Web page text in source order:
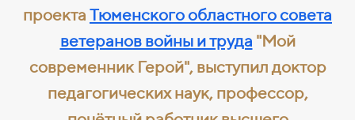
проекта Тюменского областного совета
ветеранов войны и труда "Мой
современник Герой", выступил доктор
педагогических наук, профессор,